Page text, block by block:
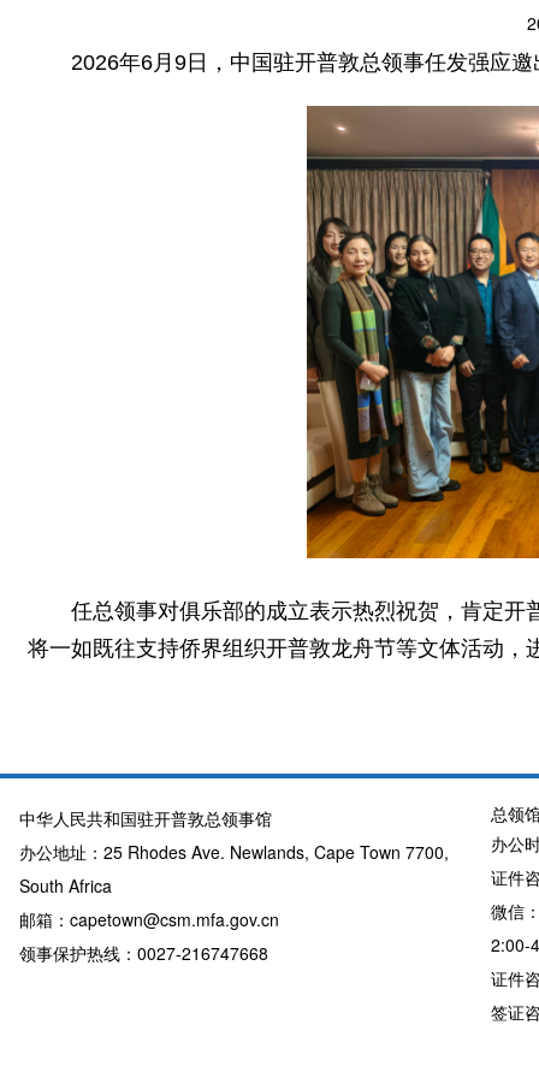
2026年6月9日，中国驻开普敦总领事任发强应
任总领事对俱乐部的成立表示热烈祝贺，肯定
将一如既往支持侨界组织开普敦龙舟节等文体活动，
中华人民共和国驻开普敦总领事馆
办公地址：25 Rhodes Ave. Newlands, Cape Town 7700,
South Africa
邮箱：capetown@csm.mfa.gov.cn
领事保护热线：0027-216747668
总领
办公
证件
微信
2:00-
证件
签证